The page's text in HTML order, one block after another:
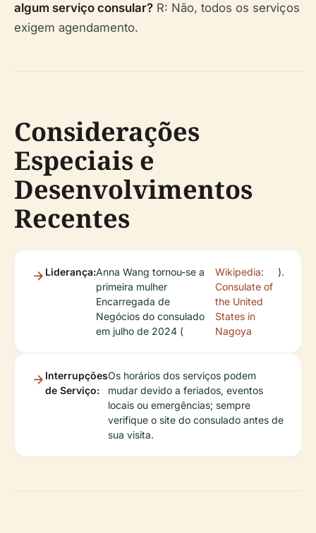
algum serviço consular? R: Não, todos os serviços
exigem agendamento.
Considerações
Especiais e
Desenvolvimentos
Recentes
Liderança:Anna Wang tornou-se a
primeira mulher
Encarregada de
Negócios do consulado
em julho de 2024 (
Wikipedia:
Consulate of
the United
States in
Nagoya
).
Interrupções
de Serviço:
Os horários dos serviços podem
mudar devido a feriados, eventos
locais ou emergências; sempre
verifique o site do consulado antes de
sua visita.